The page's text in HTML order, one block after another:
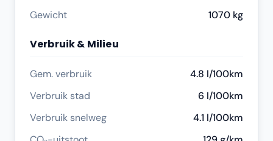
Gewicht
1070 kg
Verbruik & Milieu
Gem. verbruik
4.8 l/100km
Verbruik stad
6 l/100km
Verbruik snelweg
4.1 l/100km